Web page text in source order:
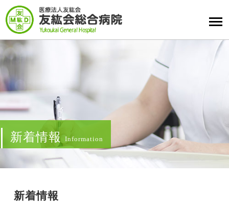
新着情報 Information
新着情報